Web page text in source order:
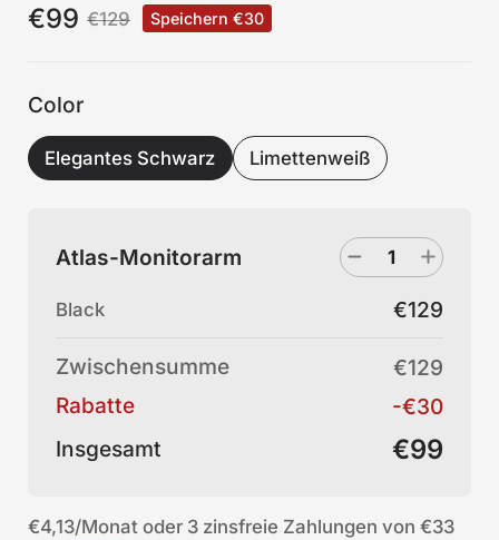
€99 €129 Speichern €30
Color
Elegantes Schwarz Limettenweiß
Atlas-Monitorarm
Black €129
Zwischensumme
€129
Rabatte
-€30
Insgesamt
€99
€4,13/Monat oder 3 zinsfreie Zahlungen von €33